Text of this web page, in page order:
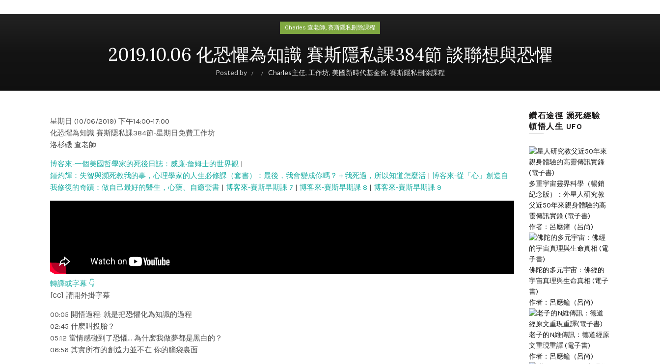
Charles 查老師, 賽斯隱私刪除課程
2019.10.06 化恐懼為知識 賽斯隱私課384節 談聯想與恐懼
Posted by Charles主任, 工作坊, 美國新時代基金會, 賽斯隱私刪除課程
星期日 (10/06/2019) 下午14:00-17:00
化恐懼為知識 賽斯隱私課384節-星期日免費工作坊
洛杉磯 查老師
博客來-一個美國哲學家的死後日誌：威廉‧詹姆士的世界觀 |
鍾灼輝：失智與瀕死教我的事，心理學家的人生必修課（套書）：最後，我會變成你嗎？＋我死過，所以知道怎麼活 | 博客來-從「心」創造自
我修復的奇蹟：做自己最好的醫生，心藥、自癒套書 | 博客來-賽斯早期課 7 | 博客來-賽斯早期課 8 | 博客來-賽斯早期課 9
轉譯或字幕 👇
[CC] 請開外掛字幕
00:05 開悟過程: 就是把恐懼化為知識的過程
02:45 什麽叫投胎？
05:12 當情感碰到了恐懼… 為什麽我做夢都是黑白的？
06:56 其實所有的創造力並不在 你的腦袋裏面
鑽石途徑 瀕死經驗
頓悟人生 UFO
多重宇宙靈界科學（暢銷
紀念版）：外星人研究教
父近50年來親身體驗的高
靈傳訊實錄 (電子書)
作者：呂應鐘（呂尚)
佛陀的多元宇宙：佛經的
宇宙真理與生命真相 (電子
書)
作者：呂應鐘（呂尚)
老子的N維傳訊：德道經原
文重現重譯 (電子書)
作者：呂應鐘（呂尚)